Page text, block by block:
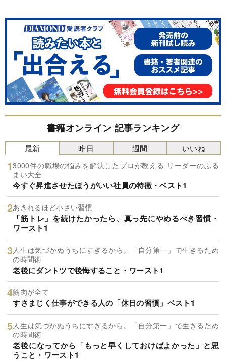
書籍オンライン 記事ランキング
最新
3000件の職場の悩みを解決したプロが教える リーダーのふる
まい大全
今すぐ昇進させたほうがいい社員の特徴・ベスト1
あきれるほど小さい習慣
「筋トレ」を続けたかったら、真っ先にやめるべき習慣・
ワースト1
人生は気づかぬうちにすぎるから。「自分第一」で生きるため
の時間術
老後にダントツで後悔すること・ワースト1
筋肉が全て
すさまじく仕事ができる人の「休日の習慣」ベスト1
人生は気づかぬうちにすぎるから。「自分第一」で生きるため
の時間術
老後になってから「もっと早くしておけばよかった」と思
うこと・ワースト1
昨日 週間 いいね